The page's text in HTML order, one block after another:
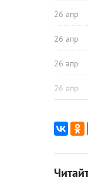
26 апр
26 апр
26 апр
26 апр
26 апр